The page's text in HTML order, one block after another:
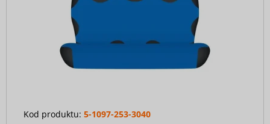
Kod produktu: 5-1097-253-3040